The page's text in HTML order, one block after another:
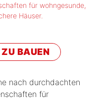
für wohngesunde,
Häuser.
BAUEN
nach durchdachten
für